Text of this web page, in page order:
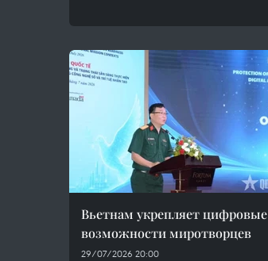
Вьетнам укрепляет цифровые
возможности миротворцев
29/07/2026 20:00